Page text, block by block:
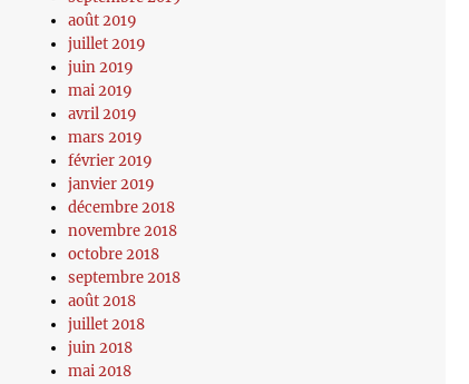
août 2019
juillet 2019
juin 2019
mai 2019
avril 2019
mars 2019
février 2019
janvier 2019
décembre 2018
novembre 2018
octobre 2018
septembre 2018
août 2018
juillet 2018
juin 2018
mai 2018